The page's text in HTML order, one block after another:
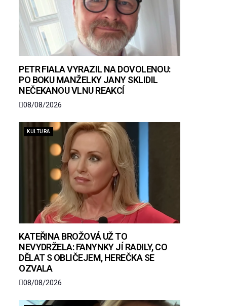
PETR FIALA VYRAZIL NA DOVOLENOU:
PO BOKU MANŽELKY JANY SKLIDIL
NEČEKANOU VLNU REAKCÍ
08/08/2026
KULTURA
KATEŘINA BROŽOVÁ UŽ TO
NEVYDRŽELA: FANYNKY JÍ RADILY, CO
DĚLAT S OBLIČEJEM, HEREČKA SE
OZVALA
08/08/2026